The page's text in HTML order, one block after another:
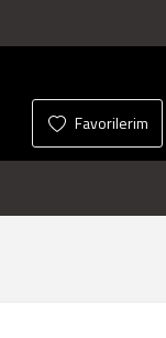
Favorilerim